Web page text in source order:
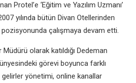
Protel’e ‘Eğitim ve Yazılım Uzmanı’
yılında bütün Divan Otellerinden
çalışmaya devam etti.
Müdürü olarak katıldığı Dedeman
görevi boyunca farklı
yönetimi, online kanallar